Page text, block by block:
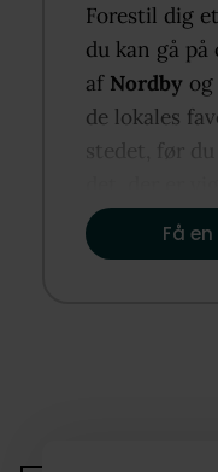
du centralt i
havn,
natur.
Forestil dig
du kan gå
af Nordby
de lokales
stedet, før
Få